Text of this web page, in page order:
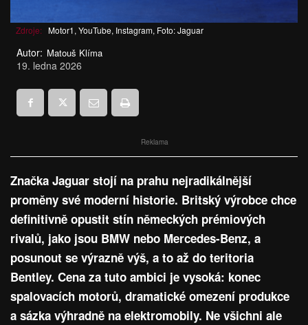
Zdroje: Motor1, YouTube, Instagram, Foto: Jaguar
Autor: Matouš Klíma
19. ledna 2026
Reklama
Značka Jaguar stojí na prahu nejradikálnější
proměny své moderní historie. Britský výrobce chce
definitivně opustit stín německých prémiových
rivalů, jako jsou BMW nebo Mercedes-Benz, a
posunout se výrazně výš, a to až do teritoria
Bentley. Cena za tuto ambici je vysoká: konec
spalovacích motorů, dramatické omezení produkce
a sázka výhradně na elektromobily. Ne všichni ale